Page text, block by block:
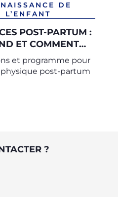
DE
L’ENFANT
POST-PARTUM :
ET COMMENT
UNE ACTIVITÉ
APRÈS LA
et programme pour
physique post-partum
?